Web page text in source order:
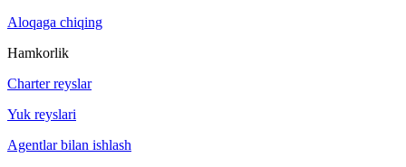
Aloqaga chiqing
Hamkorlik
Charter reyslar
Yuk reyslari
Agentlar bilan ishlash